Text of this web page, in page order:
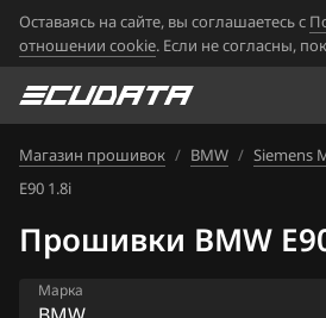
Оставаясь на сайте, вы соглашаетесь с
отношении cookie. Если не согласны,
Магазин прошивок / BMW / Siemens
E90 1.8i
Прошивки BMW
Марка